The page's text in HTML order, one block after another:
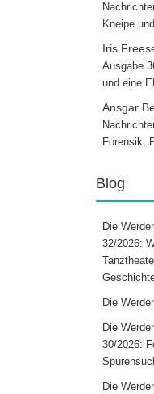
Kneipe
Iris
Ausgabe
und eine
Ansgar
Forensik,
Blog
Die
32/2026:
Die
Die
30/2026:
Die